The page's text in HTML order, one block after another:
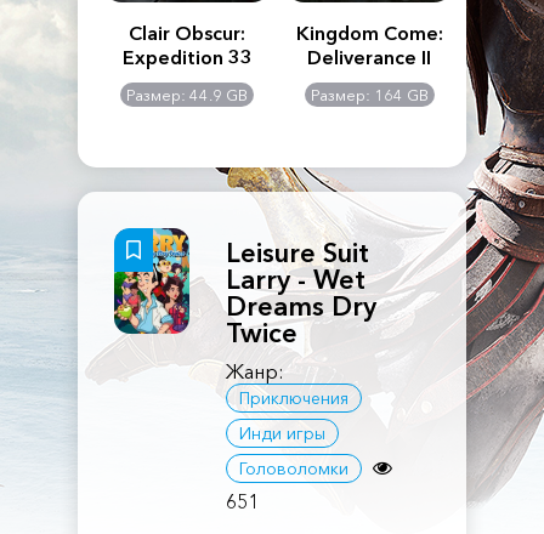
Creed
Clair Obscur:
Expedition 33
Размер: 44.9 GB
Kingdom Come:
Deliverance II
Размер: 164 GB
The
Leisure Suit
Larry - Wet
Dreams Dry
Twice
Жанр:
Приключения
Инди игры
Головоломки
651